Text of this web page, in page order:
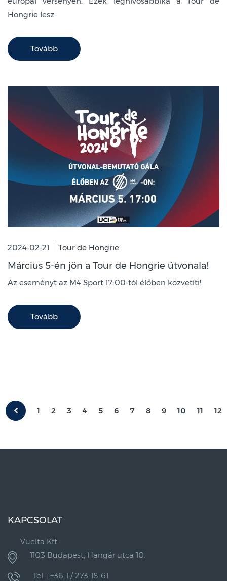
Hongrie lesz.
Tovább
2024-02-21 Tour de Hongrie
Március 5-én jön a Tour de Hongrie útvonala!
Az eseményt az M4 Sport 17:00-tól élőben közvetíti!
Tovább
1 2 3 4 5 6 7 8 9 10 11 12
KAPCSOLAT
Vuelta Kft.
1103 Budapest, Hangár utca 10.
Tel. : +36-1 / 273-18-61